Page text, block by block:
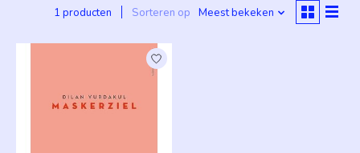
1 producten Sorteren op Meest bekeken